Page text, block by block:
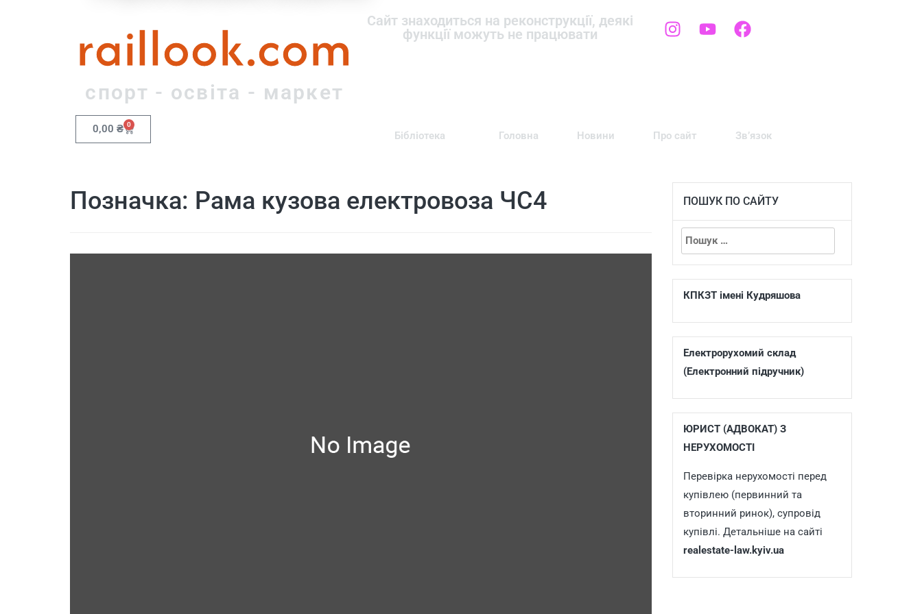
raillook.com
спорт - освіта - маркет
Сайт знаходиться на реконструкції, деякі
функції можуть не працювати
0,00 ₴ 0
Бібліотека Головна Новини Про сайт Зв’язок
Позначка: Рама кузова електровоза ЧС4 ПОШУК ПО САЙТУ
КПКЗТ імені Кудряшова
Електрорухомий склад
(Електронний підручник)
ЮРИСТ (АДВОКАТ) З
НЕРУХОМОСТІ
Перевірка нерухомості перед
купівлею (первинний та
вторинний ринок), супровід
купівлі. Детальніше на сайті
realestate-law.kyiv.ua